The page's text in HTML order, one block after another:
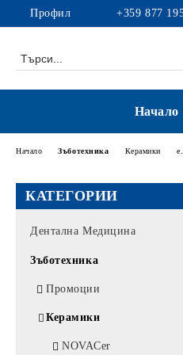
Профил +359 877
Начало
КАТЕГОРИИ
Дентална Медицина
Промоции
Композити
Цименти
Адхезиви
Зъботехника
Промоции
Керамики
NOVACer
Начало Зъботехника Керамики